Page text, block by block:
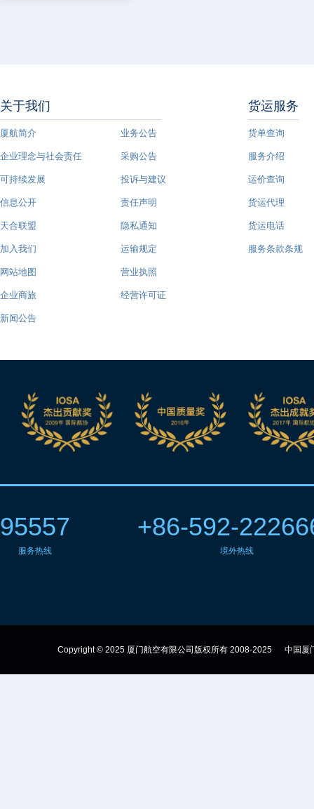
关于我们
厦航简介
企业理念与社会责任
可持续发展
信息公开
天合联盟
加入我们
网站地图
企业商旅
新闻公告
业务公告
采购公告
投诉与建议
责任声明
隐私通知
运输规定
营业执照
经营许可证
货运服务
货单查询
服务介绍
运价查询
货运代理
货运电话
服务条款条规
95557
服务热线
+86-592-
境外热线
Copyright © 2025 厦门航空有限公司版权所有 2008-2025 中国厦